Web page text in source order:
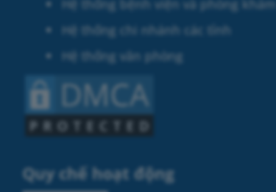
Hệ thống bệnh viện và phòng khám
Hệ thống chi nhánh các tỉnh
Hệ thống văn phòng
Quy chế hoạt động